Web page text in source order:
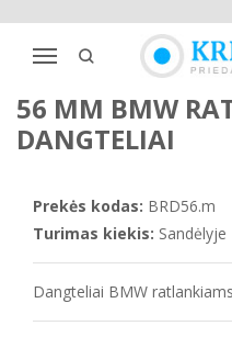
Navigacija
Pagrindinis Priedai
BMW
56 mm BMW ratlankių
56 MM BMW
DANGTELIAI
Prekės kodas: BRD56.m
Turimas kiekis: Sandėlyje
Dangteliai BMW